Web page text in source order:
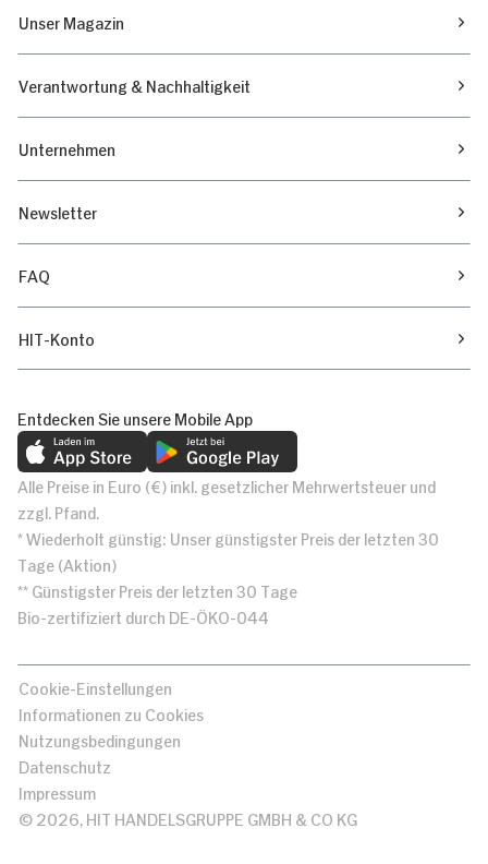
Unser Magazin
Verantwortung & Nachhaltigkeit
Unternehmen
Newsletter
FAQ
HIT-Konto
Entdecken Sie unsere Mobile App
Alle Preise in Euro (€) inkl. gesetzlicher Mehrwertsteuer und
zzgl. Pfand.
* Wiederholt günstig: Unser günstigster Preis der letzten 30
Tage (Aktion)
** Günstigster Preis der letzten 30 Tage
Bio-zertifiziert durch DE-ÖKO-044
Cookie-Einstellungen
Informationen zu Cookies
Nutzungsbedingungen
Datenschutz
Impressum
© 2026, HIT HANDELSGRUPPE GMBH & CO KG